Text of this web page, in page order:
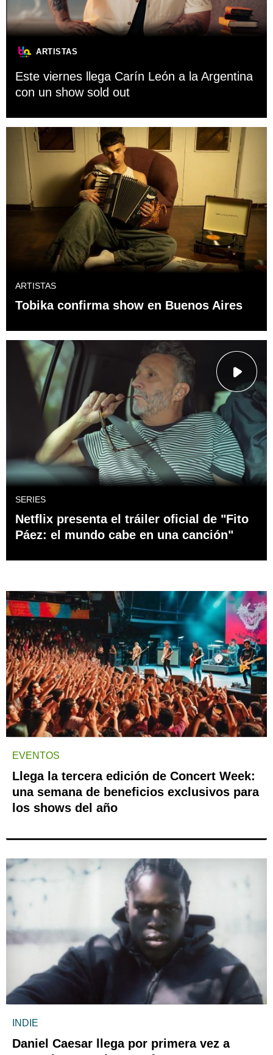
ARTISTAS
Este viernes llega Carín León a la Argentina
con un show sold out
ARTISTAS
Tobika confirma show en Buenos Aires
SERIES
Netflix presenta el tráiler oficial de "Fito
Páez: el mundo cabe en una canción"
EVENTOS
Llega la tercera edición de Concert Week:
una semana de beneficios exclusivos para
los shows del año
INDIE
Daniel Caesar llega por primera vez a